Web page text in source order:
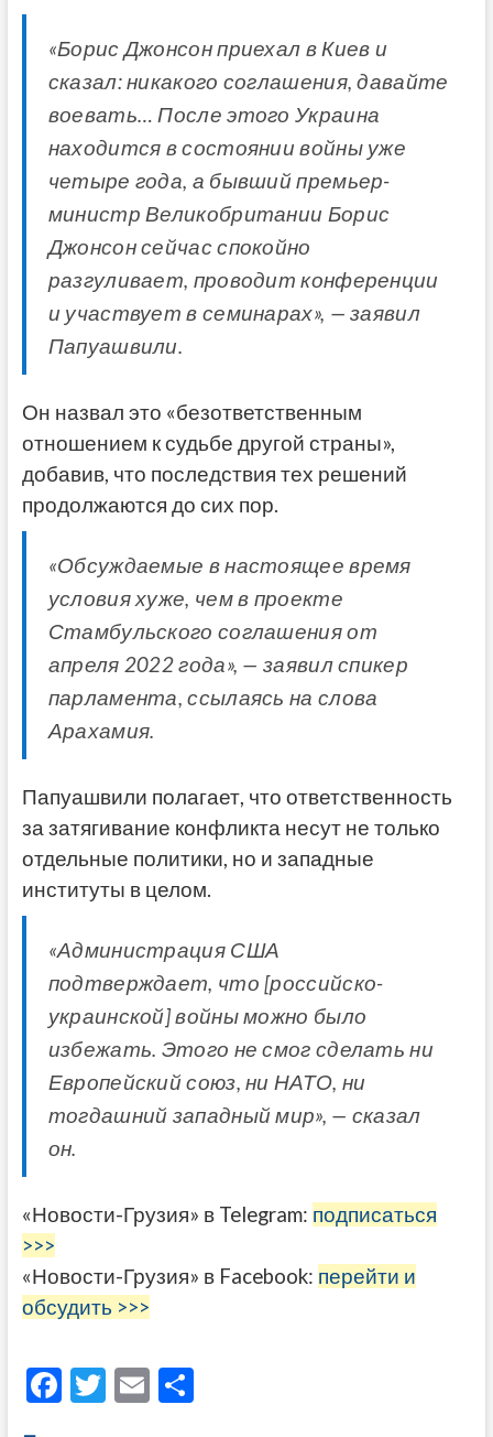
«Борис Джонсон приехал в Киев и
сказал: никакого соглашения, давайте
воевать… После этого Украина
находится в состоянии войны уже
четыре года, а бывший премьер-
министр Великобритании Борис
Джонсон сейчас спокойно
разгуливает, проводит конференции
и участвует в семинарах», — заявил
Папуашвили.
Он назвал это «безответственным
отношением к судьбе другой страны»,
добавив, что последствия тех решений
продолжаются до сих пор.
«Обсуждаемые в настоящее время
условия хуже, чем в проекте
Стамбульского соглашения от
апреля 2022 года», — заявил спикер
парламента, ссылаясь на слова
Арахамия.
Папуашвили полагает, что ответственность
за затягивание конфликта несут не только
отдельные политики, но и западные
институты в целом.
«Администрация США
подтверждает, что [российско-
украинской] войны можно было
избежать. Этого не смог сделать ни
Европейский союз, ни НАТО, ни
тогдашний западный мир», — сказал
он.
«Новости-Грузия» в Telegram: подписаться
>>>
«Новости-Грузия» в Facebook: перейти и
обсудить >>>
F T E О